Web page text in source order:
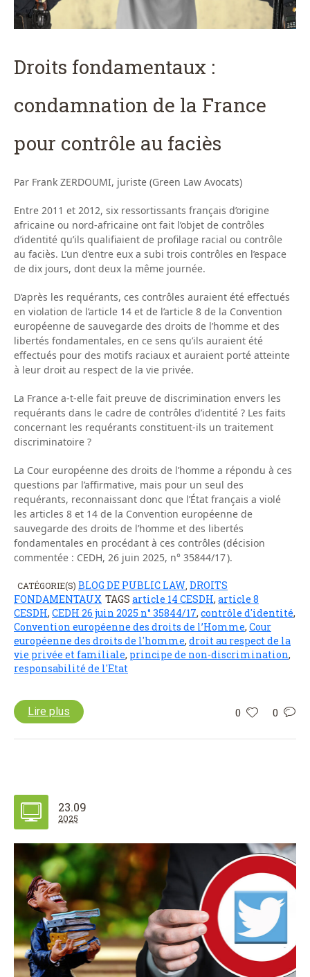
Droits fondamentaux :
condamnation de la France
pour contrôle au faciès
Par Frank ZERDOUMI, juriste (Green Law Avocats)
Entre 2011 et 2012, six ressortissants français d’origine
africaine ou nord-africaine ont fait l’objet de contrôles
d’identité qu’ils qualifiaient de profilage racial ou contrôle
au faciès. L’un d’entre eux a subi trois contrôles en l’espace
de dix jours, dont deux la même journée.
D’après les requérants, ces contrôles auraient été effectués
en violation de l’article 14 et de l’article 8 de la Convention
européenne de sauvegarde des droits de l’homme et des
libertés fondamentales, en ce sens qu’ils auraient été
effectués pour des motifs raciaux et auraient porté atteinte
à leur droit au respect de la vie privée.
La France a-t-elle fait preuve de discrimination envers les
requérants dans le cadre de contrôles d’identité ? Les faits
concernant les requérants constituent-ils un traitement
discriminatoire ?
La Cour européenne des droits de l’homme a répondu à ces
questions par l’affirmative, mais pour un seul des
requérants, reconnaissant donc que l’État français a violé
les articles 8 et 14 de la Convention européenne de
sauvegarde des droits de l’homme et des libertés
fondamentales en procédant à ces contrôles (décision
commentée : CEDH, 26 juin 2025, n° 35844/17 ).
CATÉGORIE(S) BLOG DE PUBLIC LAW DROITS
FONDAMENTAUX TAGS article 14 CESDH, article 8
CESDH, CEDH 26 juin 2025 n° 35844/17, contrôle d'identité,
Convention européenne des droits de l’Homme, Cour
européenne des droits de l'homme, droit au respect de la
vie privée et familiale, principe de non-discrimination,
responsabilité de l'Etat
0 0
Lire plus
23.09
2025